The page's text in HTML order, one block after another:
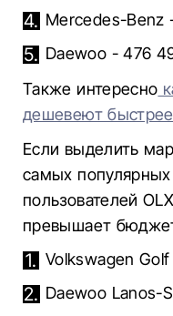
Mercedes-Benz
Daewoo - 476
Также интересно
дешевеют
Если выделить
самых
пользователей
превышает
Volkswagen
Daewoo Lanos-